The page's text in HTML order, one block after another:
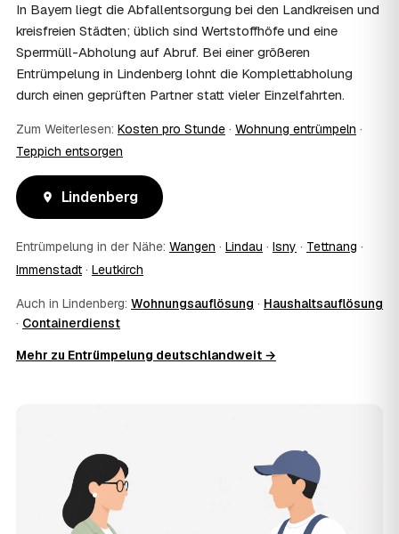
Zentrum vermittelt die Entrümpler, entscheidet aber nicht
über die Kostenübernahme.
08 Bekomme ich einen Entsorgungsnachweis?
Ja. Die Partner entsorgen über zugelassene Höfe und
stellen auf Wunsch einen Entsorgungsnachweis aus —
oder die eigene Dokumentation.
09 Muss ich bei der Entrümpelung anwesend sein?
Nicht zwingend. Viele Kunden in Lindenberg sind nur zur
Übergabe und zum Abschluss vor Ort; den genauen
Ablauf — etwa die Schlüsselübergabe — stimmen Sie
10 Was ist im Festpreis enthalten?
Der Festpreis deckt in der Regel das komplette
fachgerechte Entsorgung ab — auf Wunsch inklusive
besenreiner Übergabe. Es gibt keine versteckten
Zusatzkosten: Was vereinbart ist, gilt. Anrechenbare
muss, und erhalten mehrere Festpreis-Angebote geprüfter
Entrümpler aus Lindenberg zum Vergleichen. Bezahlt wird
nur der Entrümpler, den Sie selbst auswählen.
Was kostet die Entrümpelung einer normalen
Wohnung in Lindenberg?
In Bayern liegt die Abfallentsorgung bei den Landkreisen und
kreisfreien Städten; üblich sind Wertstoffhöfe und eine
Sperrmüll-Abholung auf Abruf. Bei einer größeren
Entrümpelung in Lindenberg lohnt die Komplettabholung
durch einen geprüften Partner statt vieler Einzelfahrten.
Zum Weiterlesen: Kosten pro Stunde · Wohnung entrümpeln ·
Teppich entsorgen
Lindenberg
Entrümpelung in der Nähe: Wangen · Lindau · Isny · Tettnang ·
Immenstadt · Leutkirch
Auch in Lindenberg: Wohnungsauflösung · Haushaltsauflösung
· Containerdienst
Mehr zu Entrümpelung deutschlandweit →